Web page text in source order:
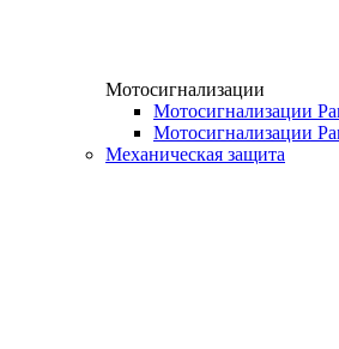
Мотосигнализации
Мотосигнализации
Мотосигнализации
Механическая защита